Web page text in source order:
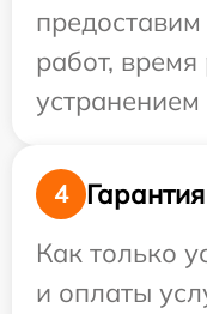
работ,
4
Гарантия
Как только
и оплаты